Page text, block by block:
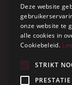
Deze website
onze website te
alle cookies in
Cookiebeleid.
STRIKT
PRESTATIE